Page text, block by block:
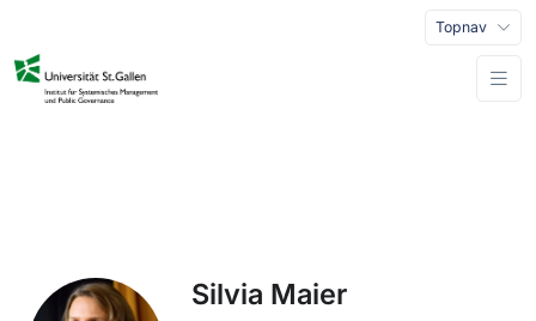
Topnav
Silvia Maier